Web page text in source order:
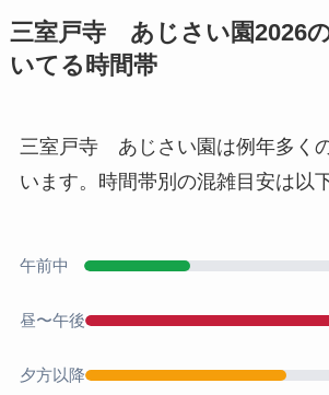
三室戸寺 あじさい園2026
いてる時間帯
三室戸寺 あじさい園は例年多く
います。時間帯別の混雑目安は以
午前中
昼〜午後
夕方以降